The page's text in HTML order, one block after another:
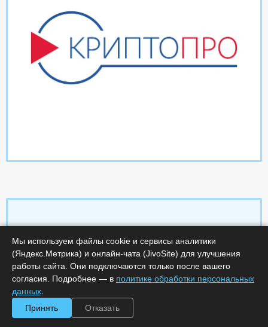
Характеристики
Срок поставки, дней : 14
Минимальное количество лицензий :1
Обработка заказа :
Мы используем файлы cookie и сервисы аналитики
(Яндекс.Метрика) и онлайн-чата (JivoSite) для улучшения
работы сайта. Они подключаются только после вашего
согласия. Подробнее — в политике обработки персональных
данных
Принять
Отказать